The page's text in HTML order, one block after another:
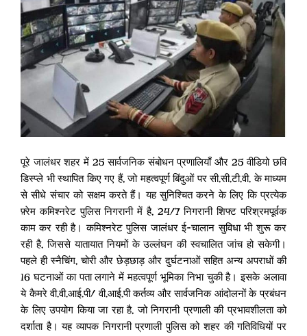
पूरे जालंधर शहर में 25 सार्वजनिक संबोधन प्रणालियाँ और 25 वीडियो छवि
डिस्प्ले भी स्थापित किए गए हैं, जो महत्वपूर्ण बिंदुओं पर सी.सी.टी.वी. के माध्यम
से सीधे संचार को सक्षम करते हैं। यह सुनिश्चित करने के लिए कि प्रत्येक
फ़्रेम कमिश्नरेट पुलिस निगरानी में है, 24/7 निगरानी शिफ्ट परिश्रमपूर्वक
काम कर रही है। कमिश्नरेट पुलिस जालंधर ई-चालान सुविधा भी शुरू कर
रही है, जिससे यातायात नियमों के उल्लंघन की स्वचालित जांच हो सकेगी।
पहले ही स्नैचिंग, चोरी और छेड़छाड़ और दुर्घटनाओं सहित अन्य अपराधों की
16 घटनाओं का पता लगाने में महत्वपूर्ण भूमिका निभा चुकी है। इसके अलावा
ये कैमरे वी.वी.आई.पी/ वी.आई.पी कर्तव्य और सार्वजनिक आंदोलनों के प्रबंधन
के लिए उपयोग किया जा रहा है, जो निगरानी प्रणाली की प्रभावशीलता को
दर्शाता है। यह व्यापक निगरानी प्रणाली पुलिस को शहर की गतिविधियों पर